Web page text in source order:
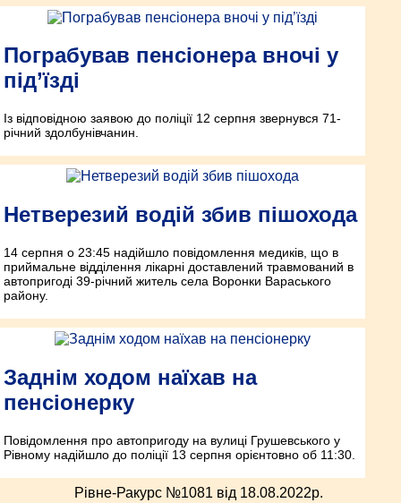
Пограбував пенсіонера вночі у
під’їзді
Із відповідною заявою до поліції 12 серпня звернувся 71-
річний здолбунівчанин.
Нетверезий водій збив пішохода
14 серпня о 23:45 надійшло повідомлення медиків, що в
приймальне відділення лікарні доставлений травмований в
автопригоді 39-річний житель села Воронки Вараського
району.
Заднім ходом наїхав на
пенсіонерку
Повідомлення про автопригоду на вулиці Грушевського у
Рівному надійшло до поліції 13 серпня орієнтовно об 11:30.
Рівне-Ракурс №1081 від 18.08.2022p.